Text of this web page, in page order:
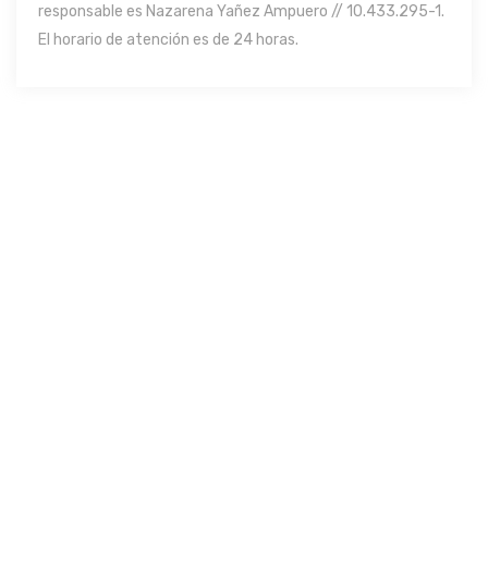
responsable es Nazarena Yañez Ampuero // 10.433.295-1.
El horario de atención es de 24 horas.